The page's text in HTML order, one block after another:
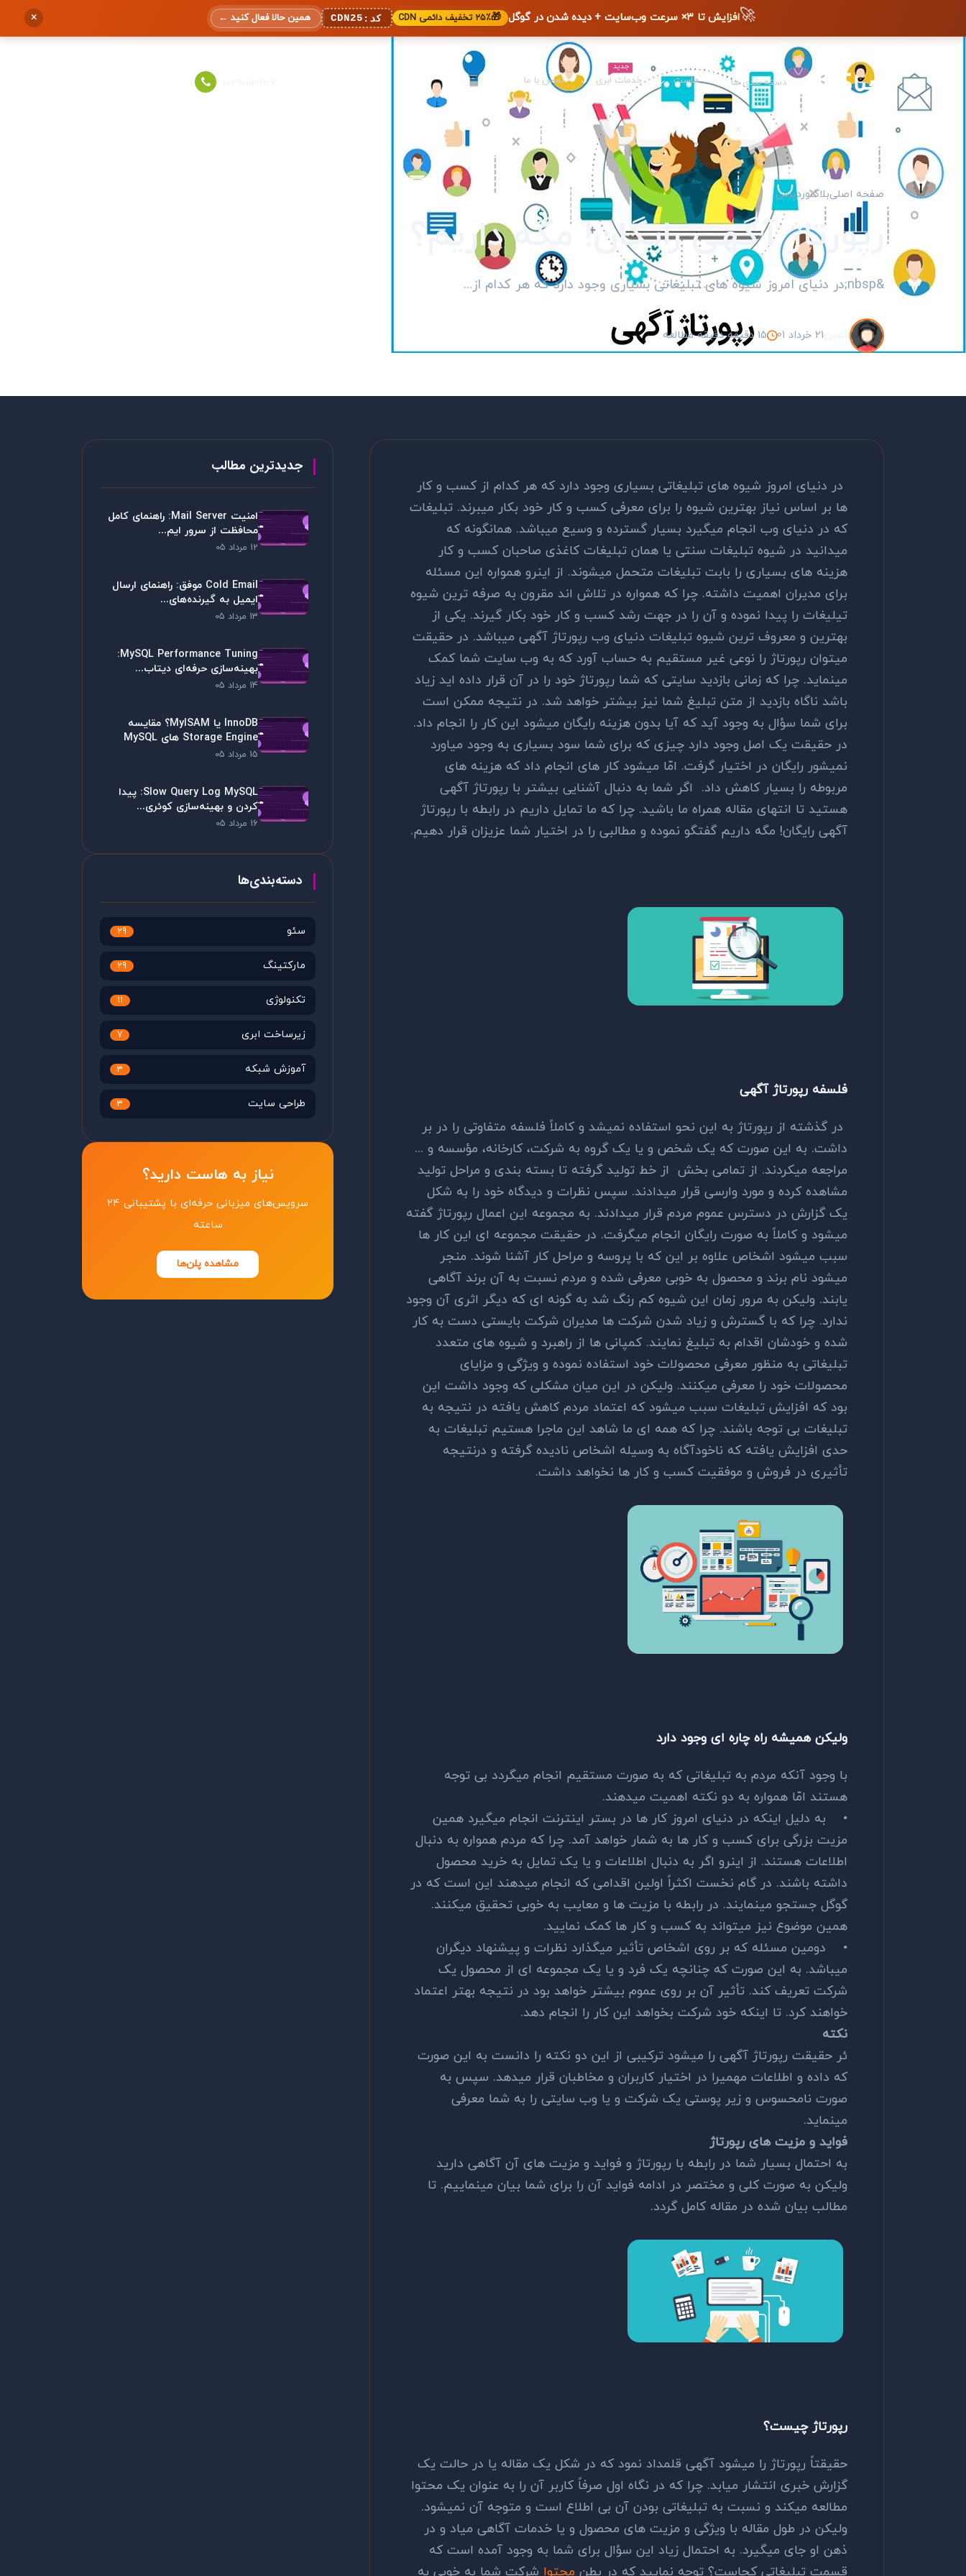
🚀افزایش تا ۳× سرعت وب‌سایت + دیده شدن در گوگل 🎁۲۵٪ تخفیف دائمی CDN کد: CDN25 همین حالا فعال کنید ←
×
دسته بندی ها هاست
جدید
خدمات ابری تماس با ما
صفحه اصلیبلاگوردپرس
رپورتاژ آگهی رایگان! مگه داریم؟
&nbsp;در دنیای امروز شیوه های تبلیغاتی بسیاری وجود دارد که هر کدام از...
21 خرداد 01 15 دقیقه دقیقه مطالعه
در دنیای امروز شیوه های تبلیغاتی بسیاری وجود دارد که هر کدام از کسب و کار
ها بر اساس نیاز بهترین شیوه را برای معرفی کسب و کار خود بکار میبرند. تبلیغات
که در دنیای وب انجام میگیرد بسیار گسترده و وسیع میباشد. همانگونه که
میدانید در شیوه تبلیغات سنتی یا همان تبلیغات کاغذی صاحبان کسب و کار
هزینه های بسیاری را بابت تبلیغات متحمل میشوند. از اینرو همواره این مسئله
برای مدیران اهمیت داشته. چرا که همواره در تلاش اند مقرون به صرفه ترین شیوه
تیلیغات را پیدا نموده و آن را در جهت رشد کسب و کار خود بکار گیرند. یکی از
بهترین و معروف ترین شیوه تبلیغات دنیای وب رپورتاژ آگهی میباشد. در حقیقت
میتوان رپورتاژ را نوعی غیر مستقیم به حساب آورد که به وب سایت شما کمک
مینماید. چرا که زمانی بازدید سایتی که شما رپورتاژ خود را در آن قرار داده اید زیاد
باشد ناگاه بازدید از متن تبلیغ شما نیز بیشتر خواهد شد. در نتیجه ممکن است
برای شما سؤال به وجود آید که آیا بدون هزینه رایگان میشود این کار را انجام داد.
در حقیقت یک اصل وجود دارد چیزی که برای شما سود بسیاری به وجود میاورد
نمیشور رایگان در اختیار گرفت. امّا میشود کار های انجام داد که هزینه های
مربوطه را بسیار کاهش داد. اگر شما به دنبال آشنایی بیشتر با رپورتاژ آگهی
هستید تا انتهای مقاله همراه ما باشید. چرا که ما تمایل داریم در رابطه با رپورتاژ
آگهی رایگان! مگه داریم گفتگو نموده و مطالبی را در اختیار شما عزیزان قرار دهیم.
فلسفه رپورتاژ آگهی
در گذشته از رپورتاژ به این نحو استفاده نمیشد و کاملاً فلسفه متفاوتی را در بر
داشت. به این صورت که یک شخص و یا یک گروه به شرکت، کارخانه، مؤسسه و ...
مراجعه میکردند. از تمامی بخش از خط تولید گرفته تا بسته بندی و مراحل تولید
مشاهده کرده و مورد وارسی قرار میدادند. سپس نظرات و دیدگاه خود را به شکل
یک گزارش در دسترس عموم مردم قرار میدادند. به مجموعه این اعمال رپورتاژ گفته
میشود و کاملاً به صورت رایگان انجام میگرفت. در حقیقت مجموعه ای این کار ها
سبب میشود اشخاص علاوه بر این که با پروسه و مراحل کار آشنا شوند. منجر
میشود نام برند و محصول به خوبی معرفی شده و مردم نسبت به آن برند آگاهی
یابند. ولیکن به مرور زمان این شیوه کم رنگ شد به گونه ای که دیگر اثری آن وجود
ندارد. چرا که با گسترش و زیاد شدن شرکت ها مدیران شرکت بایستی دست به کار
شده و خودشان اقدام به تبلیغ نمایند. کمپانی ها از راهبرد و شیوه های متعدد
تبلیغاتی به منظور معرفی محصولات خود استفاده نموده و ویژگی و مزایای
محصولات خود را معرفی میکنند. ولیکن در این میان مشکلی که وجود داشت این
بود که افزایش تبلیغات سبب میشود که اعتماد مردم کاهش یافته در نتیجه به
تبلیغات بی توجه باشند. چرا که همه ای ما شاهد این ماجرا هستیم تبلیغات به
حدی افزایش یافته که ناخودآگاه به وسیله اشخاص نادیده گرفته و درنتیجه
تأثیری در فروش و موفقیت کسب و کار ها نخواهد داشت.
ولیکن همیشه راه چاره ای وجود دارد
با وجود آنکه مردم به تبلیغاتی که به صورت مستقیم انجام میگردد بی توجه
هستند امّا همواره به دو نکته اهمیت میدهند.
•
به دلیل اینکه در دنیای امروز کار ها در بستر اینترنت انجام میگیرد همین
مزیت بزرگی برای کسب و کار ها به شمار خواهد آمد. چرا که مردم همواره به دنبال
اطلاعات هستند. از اینرو اگر به دنبال اطلاعات و یا یک تمایل به خرید محصول
داشته باشند. در گام نخست اکثراً اولین اقدامی که انجام میدهند این است که در
گوگل جستجو مینمایند. در رابطه با مزیت ها و معایب به خوبی تحقیق میکنند.
همین موضوع نیز میتواند به کسب و کار ها کمک نمایید.
•
دومین مسئله که بر روی اشخاص تأثیر میگذارد نظرات و پیشنهاد دیگران
میباشد. به این صورت که چنانچه یک فرد و یا یک مجموعه ای از محصول یک
شرکت تعریف کند. تأثیر آن بر روی عموم بیشتر خواهد بود در نتیجه بهتر اعتماد
خواهند کرد. تا اینکه خود شرکت بخواهد این کار را انجام دهد.
نکته
ئر حقیقت رپورتاژ آگهی را میشود ترکیبی از این دو نکته را دانست به این صورت
که داده و اطلاعات مهمیرا در اختیار کاربران و مخاطبان قرار میدهد. سپس به
صورت نامحسوس و زیر پوستی یک شرکت و یا وب سایتی را به شما معرفی
مینماید.
فواید و مزیت های رپورتاژ
به احتمال بسیار شما در رابطه با رپورتاژ و فواید و مزیت های آن آگاهی دارید
ولیکن به صورت کلی و مختصر در ادامه فواید آن را برای شما بیان مینماییم. تا
مطالب بیان شده در مقاله کامل گردد.
رپورتاژ چیست؟
حقیقتاً رپورتاژ را میشود آگهی قلمداد نمود که در شکل یک مقاله یا در حالت یک
گزارش خبری انتشار میابد. چرا که در نگاه اول صرفاً کاربر آن را به عنوان یک محتوا
مطالعه میکند و نسبت به تبلیغاتی بودن آن بی اطلاع است و متوجه آن نمیشود.
ولیکن در طول مقاله با ویژگی و مزیت های محصول و یا خدمات آگاهی میاد و در
ذهن او جای میگیرد. به احتمال زیاد این سؤال برای شما به وجود آمده است که
قسمت تبلیغاتی کجاست؟ توجه نمایید که در بطن محتوا شرکت شما به خوبی به
جدیدترین مطالب
امنیت Mail Server: راهنمای کامل
محافظت از سرور ایم...
12 مرداد 05
Cold Email موفق: راهنمای ارسال
ایمیل به گیرنده‌های...
13 مرداد 05
MySQL Performance Tuning:
بهینه‌سازی حرفه‌ای دیتاب...
14 مرداد 05
InnoDB یا MyISAM؟ مقایسه
Storage Engine های MySQL
15 مرداد 05
Slow Query Log MySQL: پیدا
کردن و بهینه‌سازی کوئری...
16 مرداد 05
دسته‌بندی‌ها
سئو 29
مارکتینگ 29
تکنولوژی 11
زیرساخت ابری 7
آموزش شبکه 3
طراحی سایت 3
نیاز به هاست دارید؟
سرویس‌های میزبانی حرفه‌ای با پشتیبانی ۲۴
ساعته
مشاهده پلن‌ها